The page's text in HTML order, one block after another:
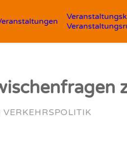
VERKEHRSPOLITIK